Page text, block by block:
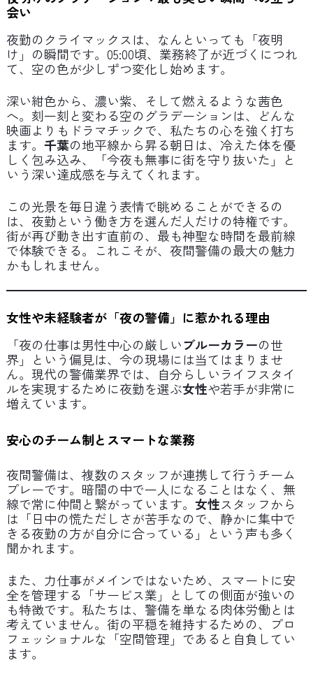
会い
夜勤のクライマックスは、なんといっても「夜明
け」の瞬間です。05:00頃、業務終了が近づくにつれ
て、空の色が少しずつ変化し始めます。
深い紺色から、濃い紫、そして燃えるような茜色
へ。刻一刻と変わる空のグラデーションは、どんな
映画よりもドラマチックで、私たちの心を強く打ち
ます。 千葉の地平線から昇る朝日は、冷えた体を優
しく包み込み、「今夜も無事に街を守り抜いた」と
いう深い達成感を与えてくれます。
この光景を毎日違う表情で眺めることができるの
は、夜勤という働き方を選んだ人だけの特権です。
街が再び動き出す直前の、最も神聖な時間を最前線
で体験できる。これこそが、夜間警備の最大の魅力
かもしれません。
女性や未経験者が「夜の警備」に惹かれる理由
「夜の仕事は男性中心の厳しいブルーカラーの世
界」という偏見は、今の現場には当てはまりませ
ん。現代の警備業界では、自分らしいライフスタイ
ルを実現するために夜勤を選ぶ女性や若手が非常に
増えています。
安心のチーム制とスマートな業務
夜間警備は、複数のスタッフが連携して行うチーム
プレーです。暗闇の中で一人になることはなく、無
線で常に仲間と繋がっています。 女性スタッフから
は「日中の慌ただしさが苦手なので、静かに集中で
きる夜勤の方が自分に合っている」という声も多く
聞かれます。
また、力仕事がメインではないため、スマートに安
全を管理する「サービス業」としての側面が強いの
も特徴です。私たちは、警備を単なる肉体労働とは
考えていません。街の平穏を維持するための、プロ
フェッショナルな「空間管理」であると自負してい
ます。